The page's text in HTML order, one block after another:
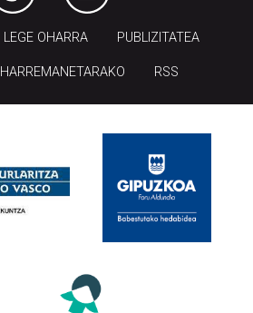
LEGE OHARRA PUBLIZITATEA
HARREMANETARAKO RSS